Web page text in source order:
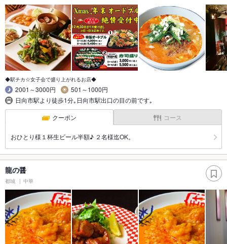
◆駅チカ☆女子会で盛り上がれるお店◆
2001～3000円
501～1000円
日向市駅より徒歩1分｡日向市駅出口の目の前です｡
クーポン コース
おひとり様１杯生ビール半額♪ ２名様迄OK。
龍の醤
都城 中華